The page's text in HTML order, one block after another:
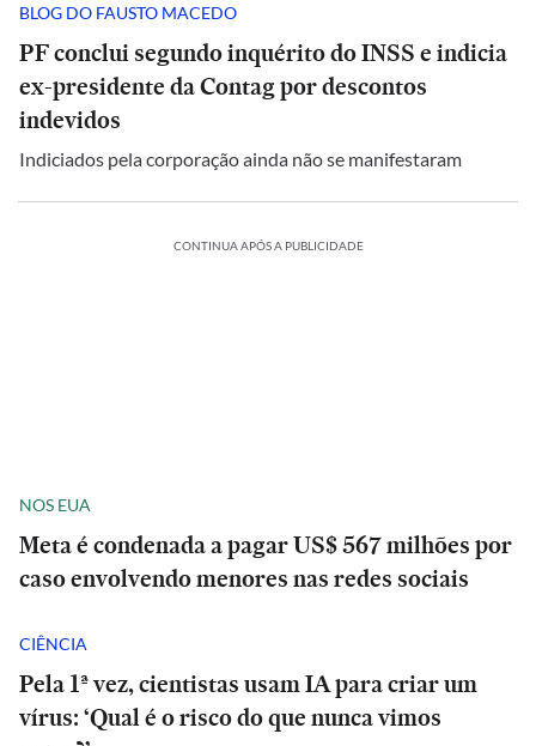
BLOG DO FAUSTO MACEDO
PF conclui segundo inquérito do INSS e indicia
ex-presidente da Contag por descontos
indevidos
Indiciados pela corporação ainda não se manifestaram
CONTINUA APÓS A PUBLICIDADE
NOS EUA
Meta é condenada a pagar US$ 567 milhões por
caso envolvendo menores nas redes sociais
CIÊNCIA
Pela 1ª vez, cientistas usam IA para criar um
vírus: ‘Qual é o risco do que nunca vimos